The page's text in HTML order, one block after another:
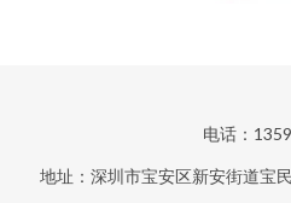
电话：
地址：深圳市宝安区新安街道宝